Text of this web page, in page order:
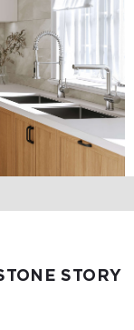
STORY